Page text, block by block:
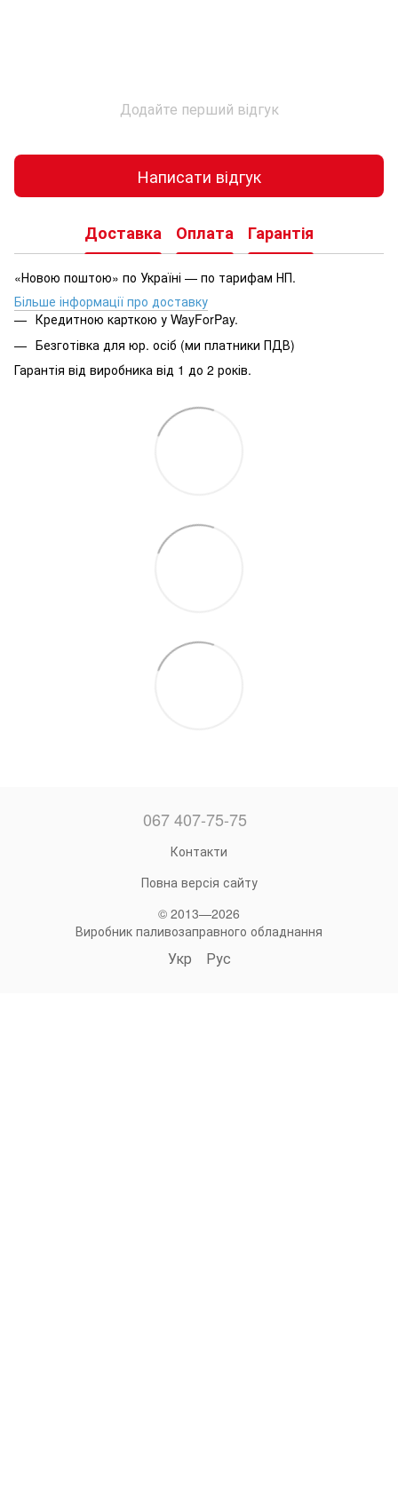
Додайте перший відгук
Написати відгук
Доставка Оплата Гарантія
«Новою поштою» по Україні — по тарифам НП.
Більше інформації про доставку
Кредитною карткою у WayForPay.
Безготівка для юр. осіб (ми платники ПДВ)
Гарантія від виробника від 1 до 2 років.
067 407-75-75
Контакти
Повна версія сайту
© 2013—2026
Виробник паливозаправного обладнання
Укр Рус